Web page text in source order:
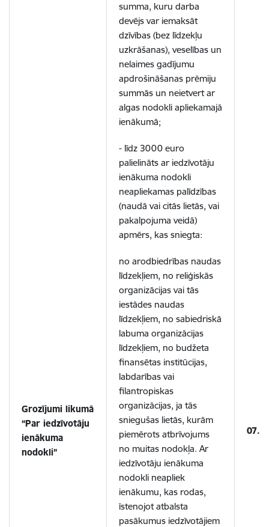
Grozījumi likumā
“Par iedzīvotāju
ienākuma
nodokli”
summa, kuru darba
devējs var iemaksāt
dzīvības (bez līdzekļu
uzkrāšanas), veselības un
nelaimes gadījumu
apdrošināšanas prēmiju
summās un neietvert ar
algas nodokli apliekamajā
ienākumā;
- līdz 3000 euro
palielināts ar iedzīvotāju
ienākuma nodokli
neapliekamas palīdzības
(naudā vai citās lietās, vai
pakalpojuma veidā)
apmērs, kas sniegta:
no arodbiedrības naudas
līdzekļiem, no reliģiskās
organizācijas vai tās
iestādes naudas
līdzekļiem, no sabiedriskā
labuma organizācijas
līdzekļiem, no budžeta
finansētas institūcijas,
labdarības vai
filantropiskas
organizācijas, ja tās
sniegušas lietās, kurām
piemērots atbrīvojums
no muitas nodokļa. Ar
iedzīvotāju ienākuma
nodokli neapliek
ienākumu, kas rodas,
īstenojot atbalsta
pasākumus iedzīvotājiem